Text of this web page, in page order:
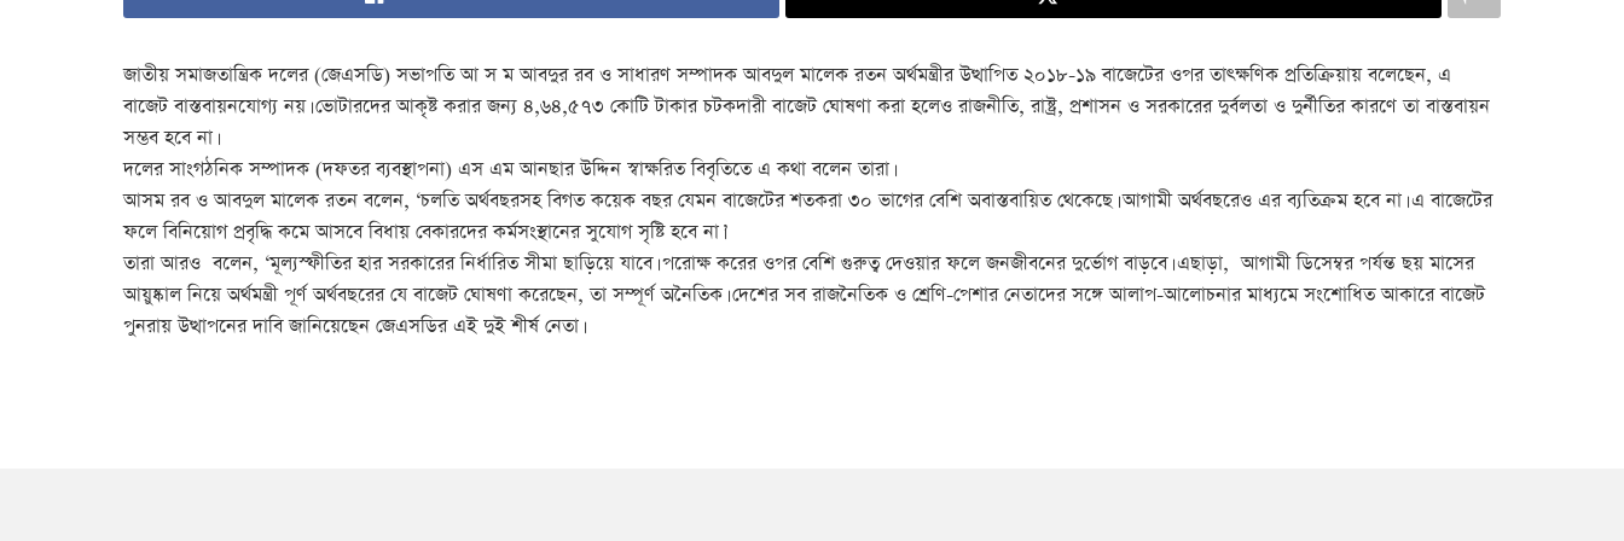
জাতীয় সমাজতান্ত্রিক দলের (জেএসডি) সভাপতি আ স ম আবদুর রব ও সাধারণ সম্পাদক আবদুল মালেক রতন অর্থমন্ত্রীর উত্থাপিত ২০১৮-১৯ বাজেটের ওপর তাৎক্ষণিক প্রতিক্রিয়ায় বলেছেন, এ
বাজেট বাস্তবায়নযোগ্য নয়। ভোটারদের আকৃষ্ট করার জন্য ৪,৬৪,৫৭৩ কোটি টাকার চটকদারী বাজেট ঘোষণা করা হলেও রাজনীতি, রাষ্ট্র, প্রশাসন ও সরকারের দুর্বলতা ও দুর্নীতির কারণে তা বাস্তবায়ন
সম্ভব হবে না।
দলের সাংগঠনিক সম্পাদক (দফতর ব্যবস্থাপনা) এস এম আনছার উদ্দিন স্বাক্ষরিত বিবৃতিতে এ কথা বলেন তারা।
আসম রব ও আবদুল মালেক রতন বলেন, ‘চলতি অর্থবছরসহ বিগত কয়েক বছর যেমন বাজেটের শতকরা ৩০ ভাগের বেশি অবাস্তবায়িত থেকেছে। আগামী অর্থবছরেও এর ব্যতিক্রম হবে না। এ বাজেটের
ফলে বিনিয়োগ প্রবৃদ্ধি কমে আসবে বিধায় বেকারদের কর্মসংস্থানের সুযোগ সৃষ্টি হবে না।’
তারা আরও বলেন, ‘মূল্যস্ফীতির হার সরকারের নির্ধারিত সীমা ছাড়িয়ে যাবে। পরোক্ষ করের ওপর বেশি গুরুত্ব দেওয়ার ফলে জনজীবনের দুর্ভোগ বাড়বে। এছাড়া, আগামী ডিসেম্বর পর্যন্ত ছয় মাসের
আয়ুষ্কাল নিয়ে অর্থমন্ত্রী পূর্ণ অর্থবছরের যে বাজেট ঘোষণা করেছেন, তা সম্পূর্ণ অনৈতিক। দেশের সব রাজনৈতিক ও শ্রেণি-পেশার নেতাদের সঙ্গে আলাপ-আলোচনার মাধ্যমে সংশোধিত আকারে বাজেট
পুনরায় উত্থাপনের দাবি জানিয়েছেন জেএসডির এই দুই শীর্ষ নেতা।